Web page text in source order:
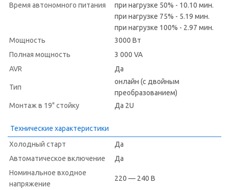
Время автономного питания
при нагрузке 50% - 10.10 мин.
при нагрузке 75% - 5.19 мин.
при нагрузке 100% - 2.97 мин.
Мощность
3000 Вт
Полная мощность
3 000 VA
AVR
Да
Тип
онлайн (с двойным
преобразованием)
Монтаж в 19" стойку
Да 2U
Технические характеристики
Холодный старт
Да
Автоматическое включение
Да
Номинальное входное
напряжение
220 — 240 В